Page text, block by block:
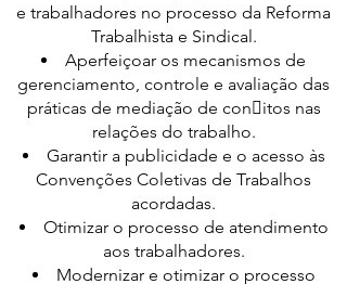
e trabalhadores no processo da Reforma
Trabalhista e Sindical.
Aperfeiçoar os mecanismos de
gerenciamento, controle e avaliação das
práticas de mediação de conitos nas
relações do trabalho.
Garantir a publicidade e o acesso às
Convenções Coletivas de Trabalhos
acordadas.
Otimizar o processo de atendimento
aos trabalhadores.
Modernizar e otimizar o processo